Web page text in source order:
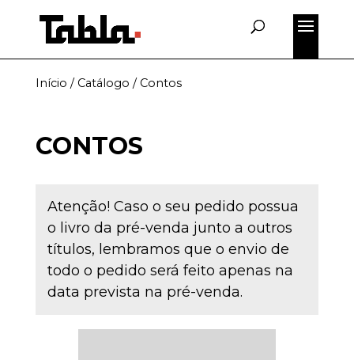
Início / Catálogo / Contos
CONTOS
Atenção! Caso o seu pedido possua
o livro da pré-venda junto a outros
títulos, lembramos que o envio de
todo o pedido será feito apenas na
data prevista na pré-venda.